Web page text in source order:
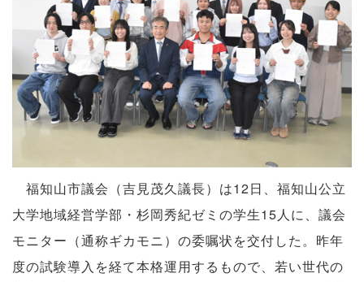
福知山市議会（吉見茂久議長）は12日、福知山公立
大学地域経営学部・杉岡秀紀ゼミの学生15人に、議会
モニター（通称ギカモニ）の委嘱状を交付した。昨年
度の試験導入を経て本格運用するもので、若い世代の